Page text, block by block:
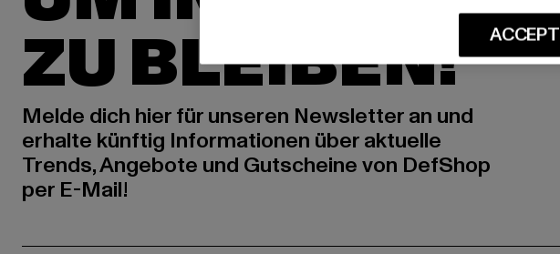
ZU BLEIBEN!
Melde dich hier für unseren Newsletter an und
erhalte künftig Informationen über aktuelle
Trends, Angebote und Gutscheine von DefShop
per E-Mail!
ACCEPT